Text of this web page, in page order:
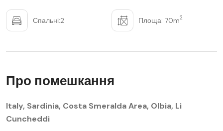
Спальні:2 Площа: 70m2
Про помешкання
Italy, Sardinia, Costa Smeralda Area, Olbia, Li
Cuncheddi